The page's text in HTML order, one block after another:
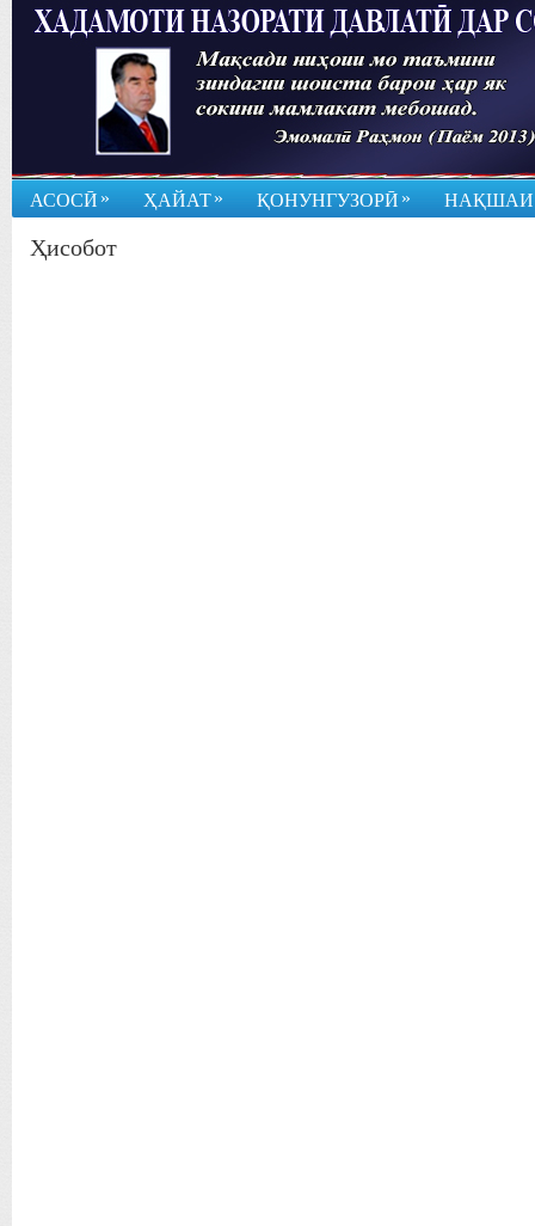
АСОСӢ » ҲАЙАТ» ҚОНУНГУЗОРӢ »
Ҳисобот